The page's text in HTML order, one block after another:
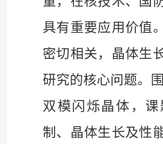
具有重要应用价值
密切相关，晶体生
研究的核心问题。
双模闪烁晶体，
制、晶体生长及性